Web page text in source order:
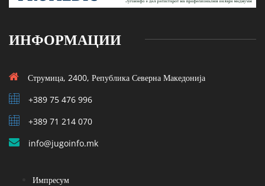
ИНФОРМАЦИИ
Струмица, 2400, Република Северна Македонија
+389 75 476 996
+389 71 214 070
info@jugoinfo.mk
Импресум